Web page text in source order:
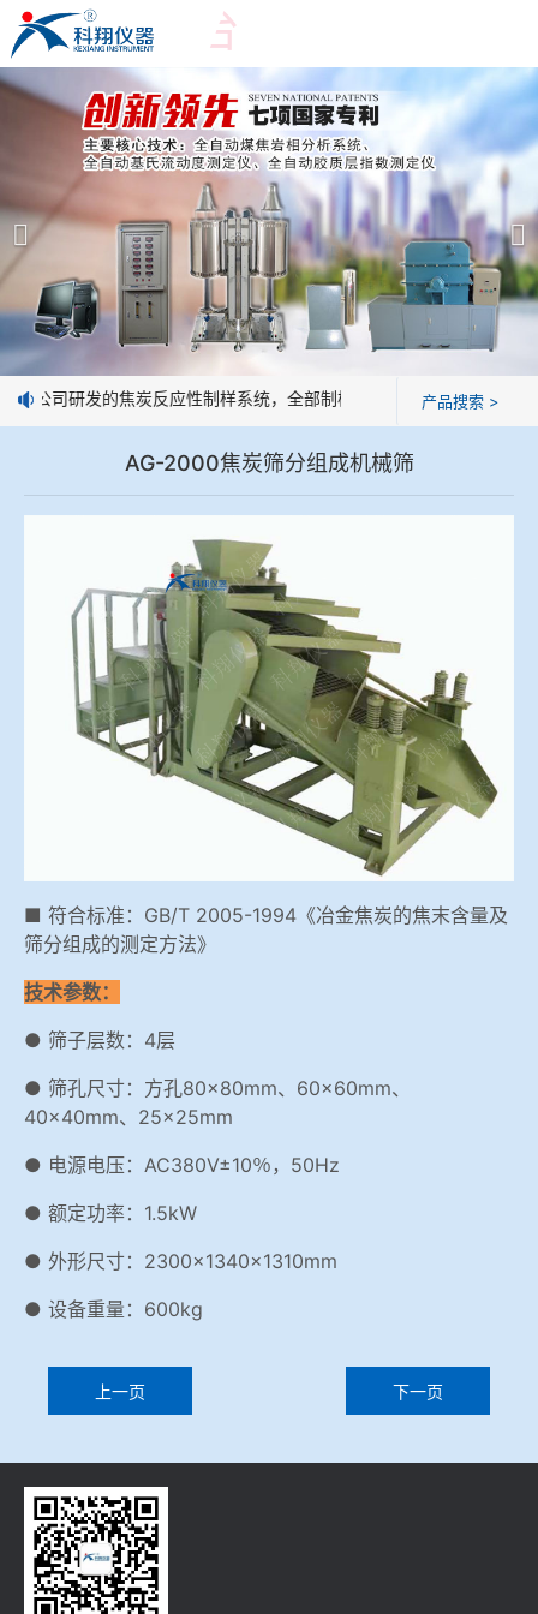
爱游戏平台
爱游戏平台
产品展示 ＞
爱游戏平台-爱游戏（中国）一站式服务平台
焦化行业检测及优化配煤设备
球团矿/烧结矿/块矿高温冶金性能检测系统
烧结/球团优化配矿研究设备
高炉配吹煤检测设备
冶金渣、保护渣等高温物性检测设备
冶金石灰活性度测定仪
矿石、焦炭物理检测及制样设备
工业分析、测硫仪等
公司简介
爱游戏平台
企业业绩
技术交流
标准下载
爱游戏平台-爱游戏（中国）一站式服务平台
我公司研发的焦炭反应性制样系统，全部制样过程机械化操作，没有
产品搜索 >
AG-2000焦炭筛分组成机械筛
■ 符合标准：GB/T 2005-1994《冶金焦炭的焦末含量及
筛分组成的测定方法》
技术参数：
● 筛子层数：4层
● 筛孔尺寸：方孔80×80mm、60×60mm、
40×40mm、25×25mm
● 电源电压：AC380V±10％，50Hz
● 额定功率：1.5kW
● 外形尺寸：2300×1340×1310mm
● 设备重量：600kg
上一页 下一页